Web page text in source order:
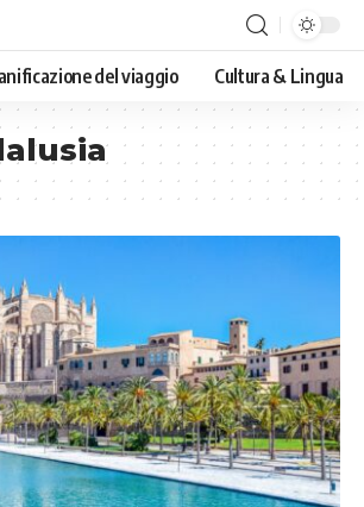
del viaggio Cultura & Lingua